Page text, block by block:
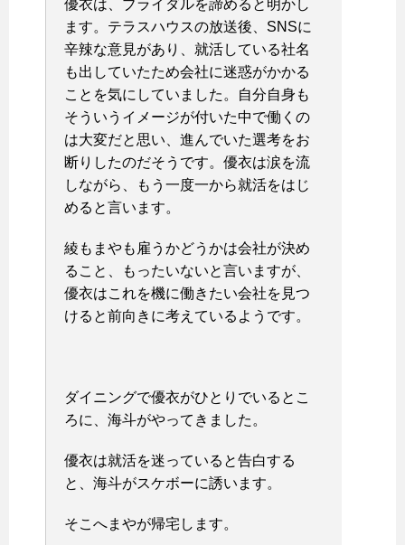
優衣は、ブライダルを諦めると明かし
ます。テラスハウスの放送後、SNSに
辛辣な意見があり、就活している社名
も出していたため会社に迷惑がかかる
ことを気にしていました。自分自身も
そういうイメージが付いた中で働くの
は大変だと思い、進んでいた選考をお
断りしたのだそうです。優衣は涙を流
しながら、もう一度一から就活をはじ
めると言います。
綾もまやも雇うかどうかは会社が決め
ること、もったいないと言いますが、
優衣はこれを機に働きたい会社を見つ
けると前向きに考えているようです。
ダイニングで優衣がひとりでいるとこ
ろに、海斗がやってきました。
優衣は就活を迷っていると告白する
と、海斗がスケボーに誘います。
そこへまやが帰宅します。